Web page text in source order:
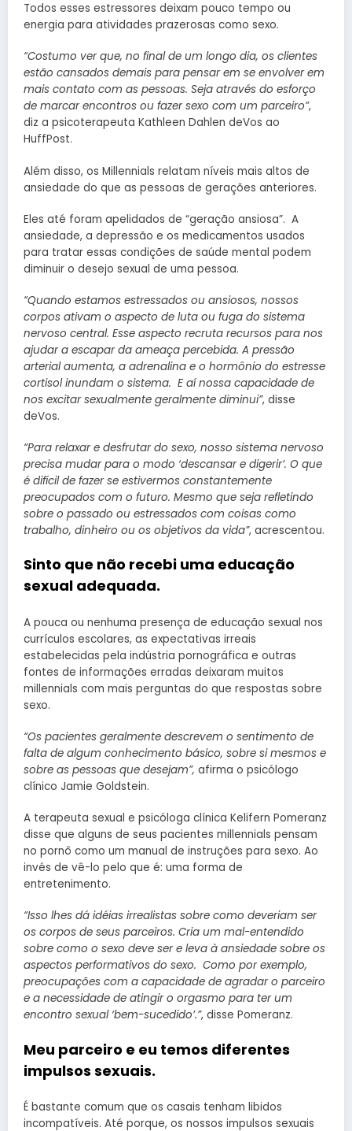
Todos esses estressores deixam pouco tempo ou
energia para atividades prazerosas como sexo.
“Costumo ver que, no final de um longo dia, os clientes
estão cansados ​​demais para pensar em se envolver em
mais contato com as pessoas. Seja através do esforço
de marcar encontros ou fazer sexo com um parceiro”,
diz a psicoterapeuta Kathleen Dahlen deVos ao
HuffPost.
Além disso, os Millennials relatam níveis mais altos de
ansiedade do que as pessoas de gerações anteriores.
Eles até foram apelidados de “geração ansiosa”. A
ansiedade, a depressão e os medicamentos usados ​​
para tratar essas condições de saúde mental podem
diminuir o desejo sexual de uma pessoa.
“Quando estamos estressados ou ansiosos, nossos
corpos ativam o aspecto de luta ou fuga do sistema
nervoso central. Esse aspecto recruta recursos para nos
ajudar a escapar da ameaça percebida. A pressão
arterial aumenta, a adrenalina e o hormônio do estresse
cortisol inundam o sistema. E aí nossa capacidade de
nos excitar sexualmente geralmente diminui”, disse
deVos.
“Para relaxar e desfrutar do sexo, nosso sistema nervoso
precisa mudar para o modo ‘descansar e digerir’. O que
é difícil de fazer se estivermos constantemente
preocupados com o futuro. Mesmo que seja refletindo
sobre o passado ou estressados com coisas como
trabalho, dinheiro ou os objetivos da vida”, acrescentou.
Sinto que não recebi uma educação
sexual adequada.
A pouca ou nenhuma presença de educação sexual nos
currículos escolares, as expectativas irreais
estabelecidas pela indústria pornográfica e outras
fontes de informações erradas deixaram muitos
millennials com mais perguntas do que respostas sobre
sexo.
“Os pacientes geralmente descrevem o sentimento de
falta de algum conhecimento básico, sobre si mesmos e
sobre as pessoas que desejam”, afirma o psicólogo
clínico Jamie Goldstein.
A terapeuta sexual e psicóloga clínica Kelifern Pomeranz
disse que alguns de seus pacientes millennials pensam
no pornô como um manual de instruções para sexo. Ao
invés de vê-lo pelo que é: uma forma de
entretenimento.
“Isso lhes dá idéias irrealistas sobre como deveriam ser
os corpos de seus parceiros. Cria um mal-entendido
sobre como o sexo deve ser e leva à ansiedade sobre os
aspectos performativos do sexo. Como por exemplo,
preocupações com a capacidade de agradar o parceiro
e a necessidade de atingir o orgasmo para ter um
encontro sexual ‘bem-sucedido’.”, disse Pomeranz.
Meu parceiro e eu temos diferentes
impulsos sexuais.
É bastante comum que os casais tenham libidos
incompatíveis. Até porque, os nossos impulsos sexuais